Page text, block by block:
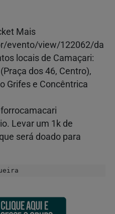
Mais
evento/view/122062/da
locais de Camaçari:
dos 46, Centro),
Grifes e Concêntrica
Levar um 1k de
será doado para